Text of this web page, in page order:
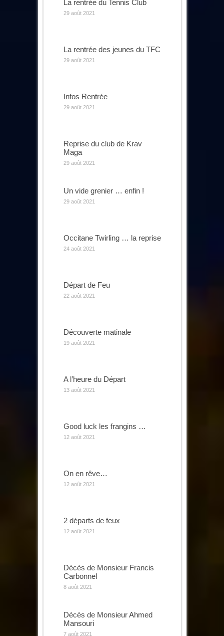
La rentrée du Tennis Club
29 août 2021
La rentrée des jeunes du TFC
29 août 2021
Infos Rentrée
29 août 2021
Reprise du club de Krav
Maga
29 août 2021
Un vide grenier … enfin !
29 août 2021
Occitane Twirling … la reprise
24 août 2021
Départ de Feu
22 août 2021
Découverte matinale
19 août 2021
A l’heure du Départ
13 août 2021
Good luck les frangins …
12 août 2021
On en rêve…
12 août 2021
2 départs de feux
12 août 2021
Décès de Monsieur Francis
Carbonnel
8 août 2021
Décès de Monsieur Ahmed
Mansouri
7 août 2021